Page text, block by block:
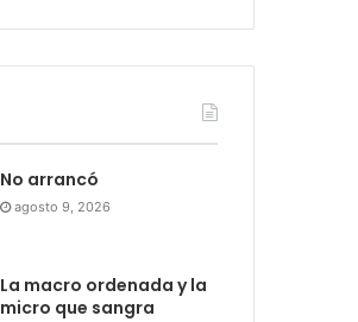
No arrancó
agosto 9, 2026
La macro ordenada y la
micro que sangra